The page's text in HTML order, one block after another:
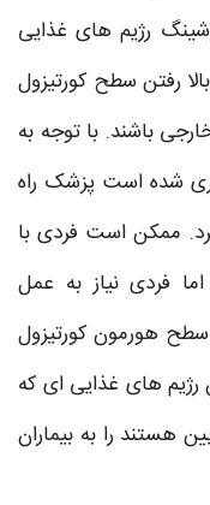
رژیم های غذایی
رفتن سطح کورتیزول
باشند. با توجه به
شده است پزشک راه
ممکن است فردی با
فردی نیاز به عمل
سطح هورمون کورتیزول
رژیم های غذایی ای که
هستند را به بیماران